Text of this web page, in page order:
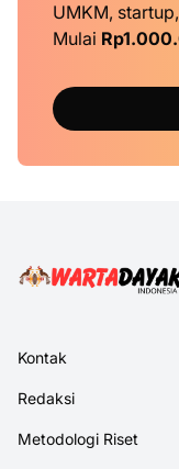
UMKM,
Mulai
Kontak
Redaksi
Metodologi Riset